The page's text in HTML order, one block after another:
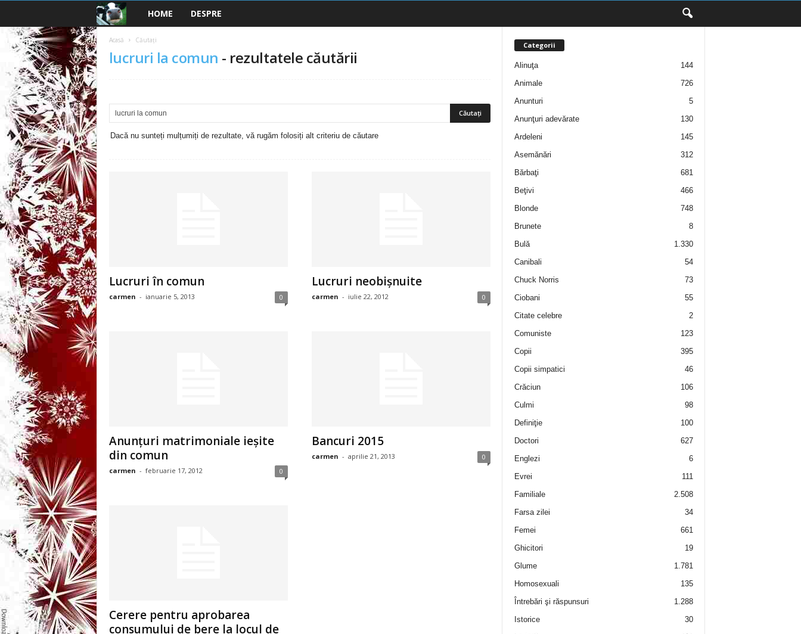
a
n
u
l
–
HOME DESPRE
Acasă Căutați
lucruri la comun - rezultatele căutării
Dacă nu sunteți mulțumiți de rezultate, vă rugăm folosiți alt criteriu de căutare
Lucruri în comun
carmen - ianuarie 5, 2013 0
Lucruri neobişnuite
carmen - iulie 22, 2012 0
Anunţuri matrimoniale ieşite
din comun
carmen - februarie 17, 2012 0
Bancuri 2015
carmen - aprilie 21, 2013 0
Cerere pentru aprobarea
consumului de bere la locul de
Categorii
Alinuţa
144
Animale
726
Anunturi
5
Anunţuri adevărate
130
Ardeleni
145
Asemănări
312
Bărbaţi
681
Beţivi
466
Blonde
748
Brunete
8
Bulă
1.330
Canibali
54
Chuck Norris
73
Ciobani
55
Citate celebre
2
Comuniste
123
Copii
395
Copii simpatici
46
Crăciun
106
Culmi
98
Definiţie
100
Doctori
627
Englezi
6
Evrei
111
Familiale
2.508
Farsa zilei
34
Femei
661
Ghicitori
19
Glume
1.781
Homosexuali
135
Întrebări şi răspunsuri
1.288
Istorice
30